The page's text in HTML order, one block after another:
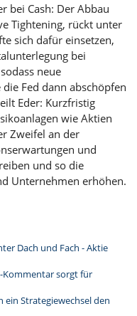
bei Cash: Der Abbau
Tightening, rückt unter
sich dafür einsetzen,
bei
neue
Fed dann abschöpfen
Eder: Kurzfristig
wie Aktien
Zweifel an der
und
und so die
Unternehmen erhöhen.
Dach und Fach - Aktie
Kommentar sorgt für
Strategiewechsel den